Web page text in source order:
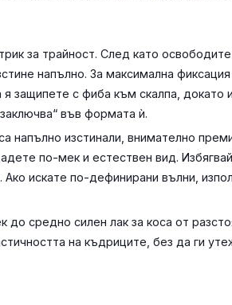
за трайност. След като
напълно. За максимална
защипете с фиба към скалпа, докато
във формата ѝ.
напълно изстинали, внимателно
по-мек и естествен вид.
искате по-дефинирани вълни,
до средно силен лак за коса от
на къдриците, без да ги